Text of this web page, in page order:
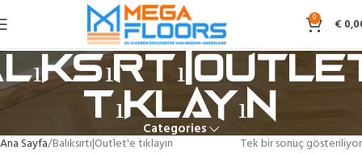
0 €
tıklayın
Categories
Ana Sayfa Balıksırtı|Outlet'e tıklayın
Tek bir sonuç gösteriliyor